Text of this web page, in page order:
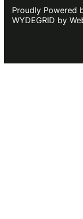
Proudly Powered
WYDEGRID by